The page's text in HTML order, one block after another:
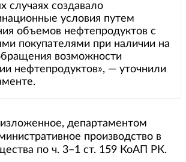
случаях создавало
условия путем
объемов нефтепродуктов с
покупателями при наличии на
возможности
нефтепродуктов», — уточнили
департаментом
производство в
по ч. 3–1 ст. 159 КоАП РК.